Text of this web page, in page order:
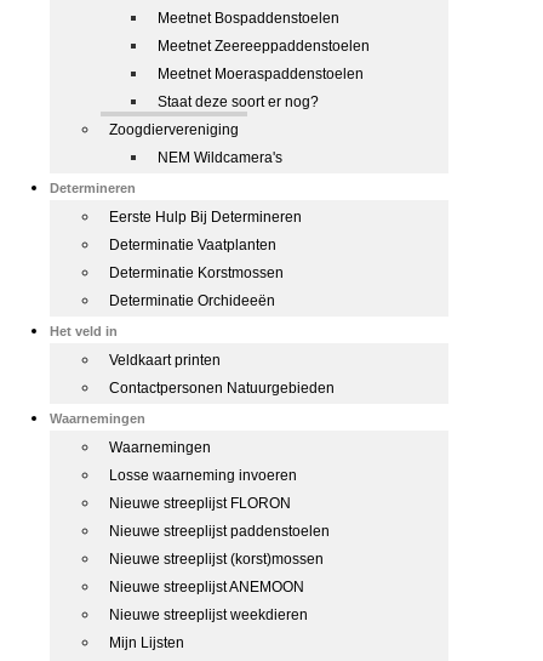
Meetnet Bospaddenstoelen
Meetnet Zeereeppaddenstoelen
Meetnet Moeraspaddenstoelen
Staat deze soort er nog?
Zoogdiervereniging
NEM Wildcamera's
Determineren
Eerste Hulp Bij Determineren
Determinatie Vaatplanten
Determinatie Korstmossen
Determinatie Orchideeën
Het veld in
Veldkaart printen
Contactpersonen Natuurgebieden
Waarnemingen
Waarnemingen
Losse waarneming invoeren
Nieuwe streeplijst FLORON
Nieuwe streeplijst paddenstoelen
Nieuwe streeplijst (korst)mossen
Nieuwe streeplijst ANEMOON
Nieuwe streeplijst weekdieren
Mijn Lijsten